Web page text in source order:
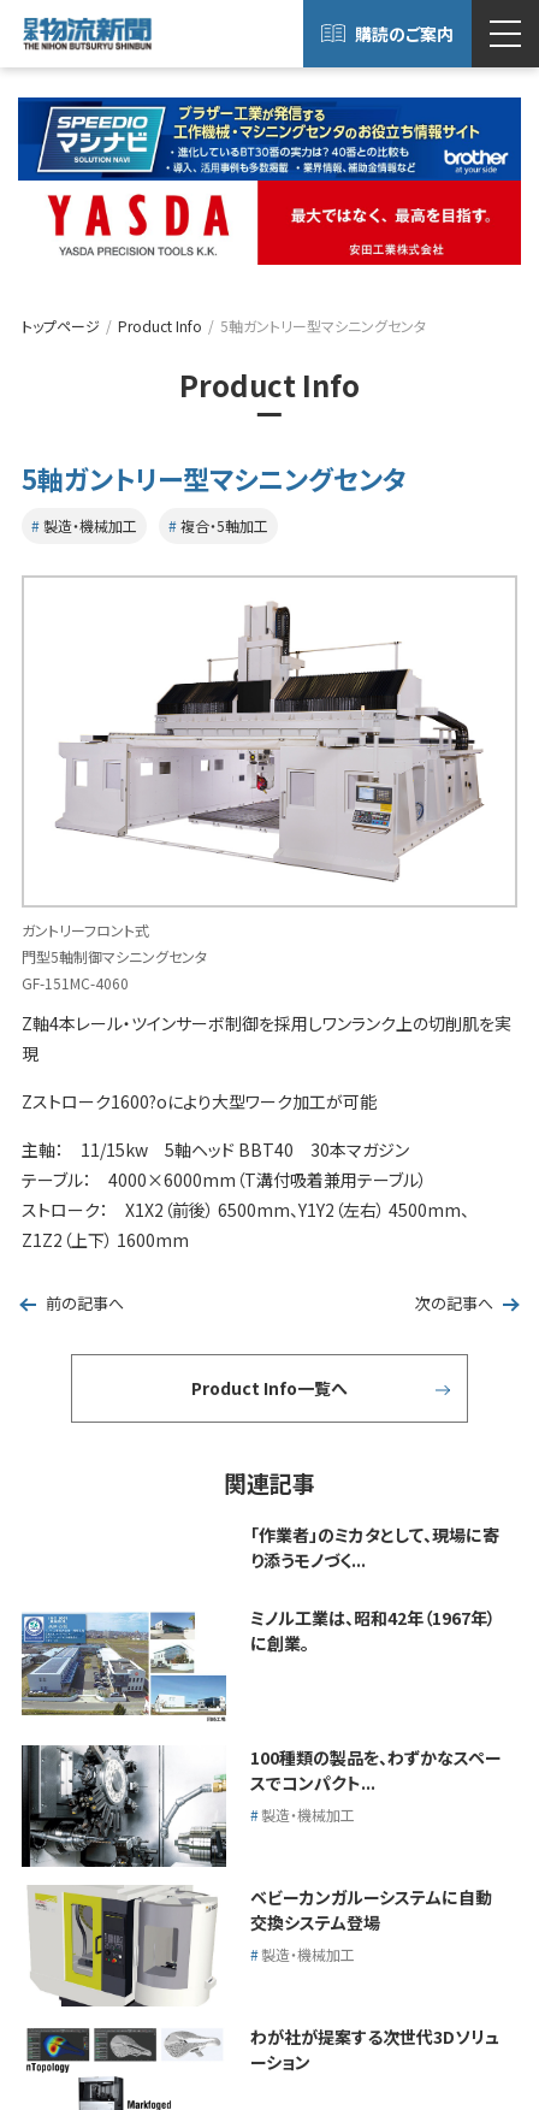
購読のご案内
トップページ Product Info 5軸ガントリー型マシニングセンタ
Product Info
5軸ガントリー型マシニングセンタ
製造・機械加工 複合・5軸加工
ガントリーフロント式
門型5軸制御マシニングセンタ
GF-151MC-4060
Z軸4本レール・ツインサーボ制御を採用しワンランク上の切削肌を実
現
Zストローク1600?oにより大型ワーク加工が可能
主軸： 11/15kw 5軸ヘッド BBT40 30本マガジン
テーブル： 4000×6000mm（T溝付吸着兼用テーブル）
ストローク： X1X2（前後） 6500mm、Y1Y2（左右） 4500mm、
Z1Z2（上下） 1600mm
前の記事へ 次の記事へ
Product Info一覧へ
関連記事
「作業者」のミカタとして、現場に寄
り添うモノづく...
ミノル工業は、昭和42年（1967年）
に創業。
100種類の製品を、わずかなスペー
スでコンパクト...
製造・機械加工
ベビーカンガルーシステムに自動
交換システム登場
製造・機械加工
わが社が提案する次世代3Dソリュ
ーション